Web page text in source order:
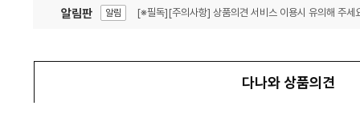
알림판 알림 [※필독][주의사항] 상품의견 서비스 이용시 유의해 주세
다나와 상품의견